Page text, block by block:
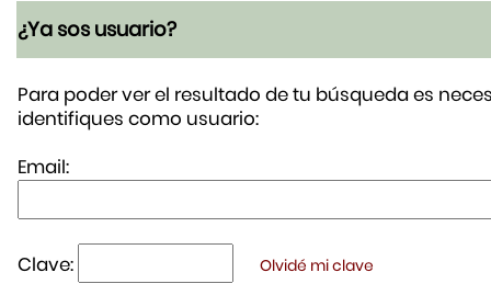
¿Ya sos usuario?
Para poder ver el resultado de tu búsqueda es
identifiques como usuario:
Email:
Clave: Olvidé mi clave